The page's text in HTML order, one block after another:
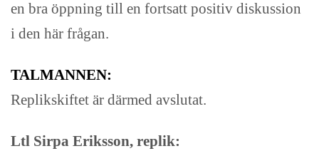
en bra öppning till en fortsatt positiv diskussion
i den här frågan.
TALMANNEN:
Replikskiftet är därmed avslutat.
Ltl Sirpa Eriksson, replik: